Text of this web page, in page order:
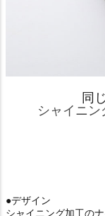
同
シャイニン
●デザイン
シャイニング加工の